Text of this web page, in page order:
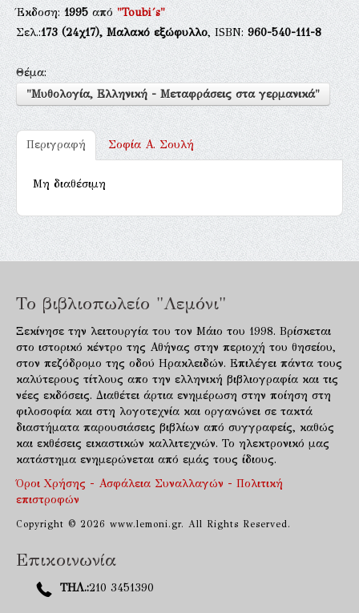
Έκδοση:1995από"Toubi´s"
Σελ.:173(24χ17), Μαλακό εξώφυλλο, ISBN:960-540-111-8
Θέμα:
"Μυθολογία, Ελληνική - Μεταφράσεις στα γερμανικά"
Περιγραφή Σοφία Α. Σουλή
Μη διαθέσιμη
Το βιβλιοπωλείο "Λεμόνι"
Ξεκίνησε την λειτουργία του τον Μάιο του 1998. Βρίσκεται
στο ιστορικό κέντρο της Αθήνας στην περιοχή του θησείου,
στον πεζόδρομο της οδού Ηρακλειδών. Επιλέγει πάντα τους
καλύτερους τίτλους απο την ελληνική βιβλιογραφία και τις
νέες εκδόσεις. Διαθέτει άρτια ενημέρωση στην ποίηση στη
φιλοσοφία και στη λογοτεχνία και οργανώνει σε τακτά
διαστήματα παρουσιάσεις βιβλίων από συγγραφείς, καθώς
και εκθέσεις εικαστικών καλλιτεχνών. Το ηλεκτρονικό μας
κατάστημα ενημερώνεται από εμάς τους ίδιους.
Όροι Χρήσης - Ασφάλεια Συναλλαγών - Πολιτική
επιστροφών
Copyright © 2026 www.lemoni.gr. All Rights Reserved.
Επικοινωνία
ΤΗΛ.:210 3451390